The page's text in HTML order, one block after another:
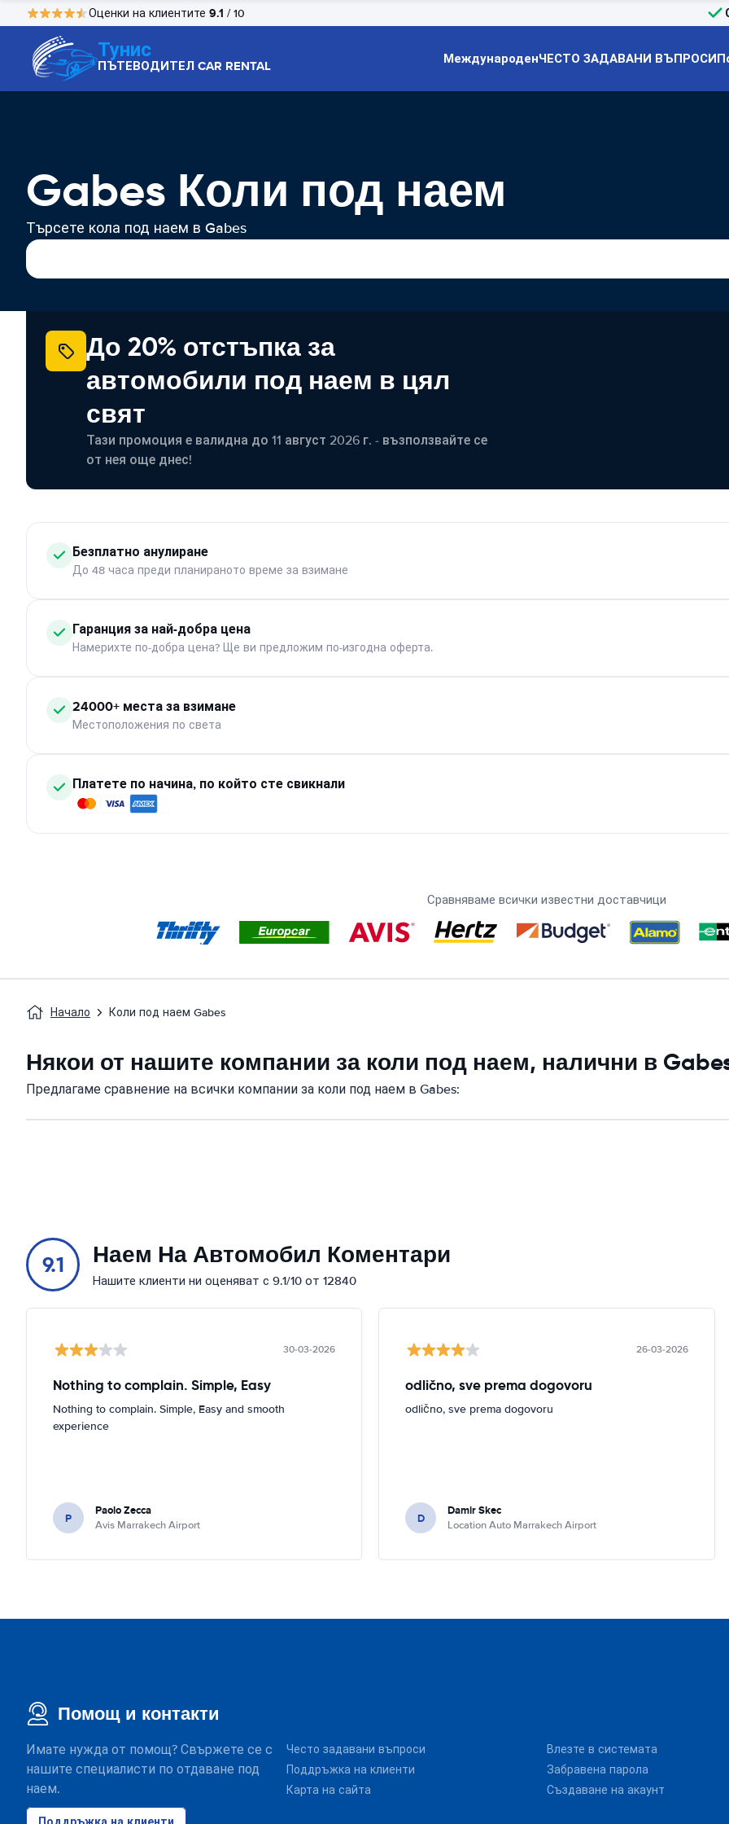
Оценки на клиентите 9.1 / 10
Тунис
ПЪТЕВОДИТЕЛ CAR RENTAL МеждународенЧЕСТО ЗАДАВАНИ ВЪПРОСИ
Gabes Коли под наем
Търсете кола под наем в Gabes
До 20% отстъпка за
автомобили под наем в цял
свят
Тази промоция е валидна до 11 август 2026 г. - възползвайте се
от нея още днес!
Безплатно анулиране
До 48 часа преди планираното време за взимане
Гаранция за най-добра цена
Намерихте по-добра цена? Ще ви предложим по-изгодна оферта.
24000+ места за взимане
Местоположения по света
Платете по начина, по който сте свикнали
Сравняваме всички известни доставчици
Начало Коли под наем Gabes
Някои от нашите компании за коли под наем, налични в
Предлагаме сравнение на всички компании за коли под наем в Gabes:
9.1 Наем На Автомобил Коментари
Нашите клиенти ни оценяват с 9.1/10 от 12840
30-03-2026
Nothing to complain. Simple, Easy
Nothing to complain. Simple, Easy and smooth
experience
P Paolo Zecca
Avis Marrakech Airport
26-03-2026
odlično, sve prema dogovoru
odlično, sve prema dogovoru
D Damir Skec
Location Auto Marrakech Airport
Помощ и контакти
Имате нужда от помощ? Свържете се с
нашите специалисти по отдаване под
наем.
Често задавани въпроси
Поддръжка на клиенти
Карта на сайта
Влезте в системата
Забравена парола
Създаване на акаунт